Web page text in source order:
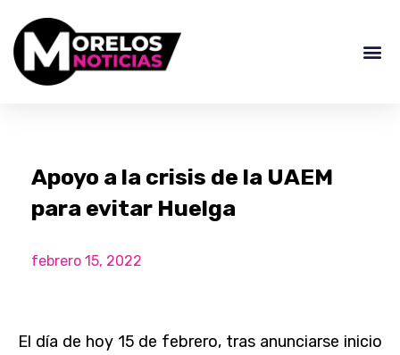
Apoyo a la crisis de la UAEM
para evitar Huelga
febrero 15, 2022
El día de hoy 15 de febrero, tras anunciarse inicio